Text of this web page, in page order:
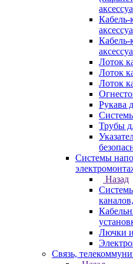
Лоток
Лоток
Лоток
Рукава
Трубы
Системы
Назад
Лючки и
Связь,